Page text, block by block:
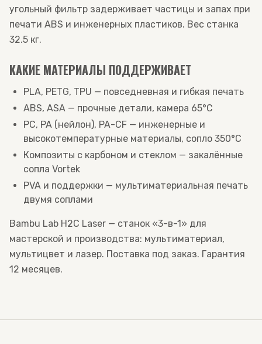
угольный фильтр задерживает частицы и запах при
печати ABS и инженерных пластиков. Вес станка
32.5 кг.
КАКИЕ МАТЕРИАЛЫ ПОДДЕРЖИВАЕТ
PLA, PETG, TPU — повседневная и гибкая печать
ABS, ASA — прочные детали, камера 65°C
PC, PA (нейлон), PA-CF — инженерные и
высокотемпературные материалы, сопло 350°C
Композиты с карбоном и стеклом — закалённые
сопла Vortek
PVA и поддержки — мультиматериальная печать
двумя соплами
Bambu Lab H2C Laser — станок «3-в-1» для
мастерской и производства: мультиматериал,
мультицвет и лазер. Поставка под заказ. Гарантия
12 месяцев.